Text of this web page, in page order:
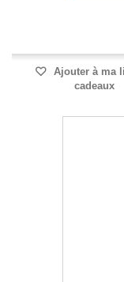
Ajouter à ma
cadeaux